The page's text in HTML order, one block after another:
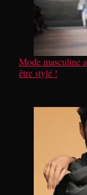
Mode masculine
être stylé !